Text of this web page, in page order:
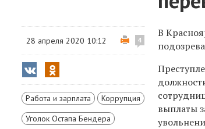
28 апреля 2020 10:12 4
Работа и зарплата
Коррупция
Уголок Остапа Бендера
В
выплаты